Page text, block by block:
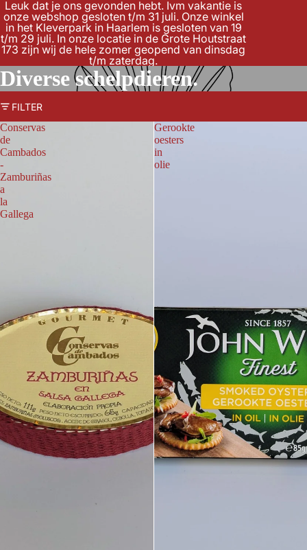
Leuk dat je ons gevonden hebt. Ivm vakantie is
onze webshop gesloten t/m 31 juli. Onze winkel
in het Kleverpark in Haarlem is gesloten van 19
t/m 29 juli. In onze locatie in de Grote Houtstraat
173 zijn wij de hele zomer geopend van dinsdag
t/m zaterdag.
Diverse schelpdieren.
FILTER
Conservas
de
Cambados
-
Zamburiñas
a
la
Gallega
Gerookte
oesters
in
olie